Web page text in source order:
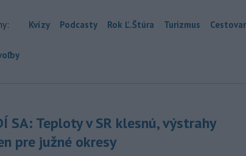
Kvízy Podcasty Rok Ľ.Štúra Turizmus
SA: Teploty v SR klesnú, výstrahy
pre južné okresy